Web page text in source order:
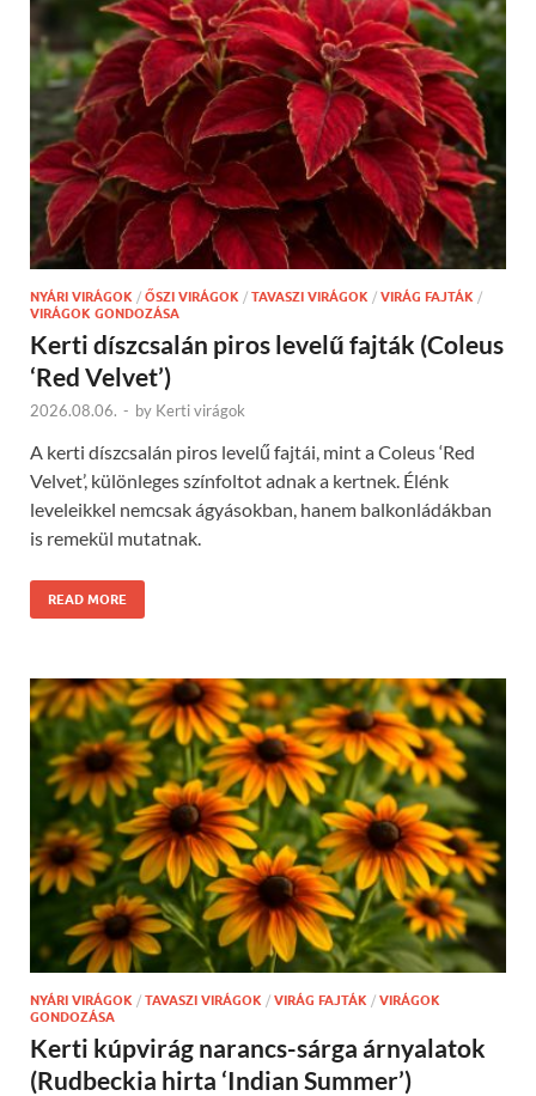
NYÁRI VIRÁGOK / ŐSZI VIRÁGOK / TAVASZI VIRÁGOK / VIRÁG FAJTÁK /
VIRÁGOK GONDOZÁSA
Kerti díszcsalán piros levelű fajták (Coleus
‘Red Velvet’)
2026.08.06. - by Kerti virágok
A kerti díszcsalán piros levelű fajtái, mint a Coleus ‘Red
Velvet’, különleges színfoltot adnak a kertnek. Élénk
leveleikkel nemcsak ágyásokban, hanem balkonládákban
is remekül mutatnak.
READ MORE
NYÁRI VIRÁGOK / TAVASZI VIRÁGOK / VIRÁG FAJTÁK / VIRÁGOK
GONDOZÁSA
Kerti kúpvirág narancs-sárga árnyalatok
(Rudbeckia hirta ‘Indian Summer’)